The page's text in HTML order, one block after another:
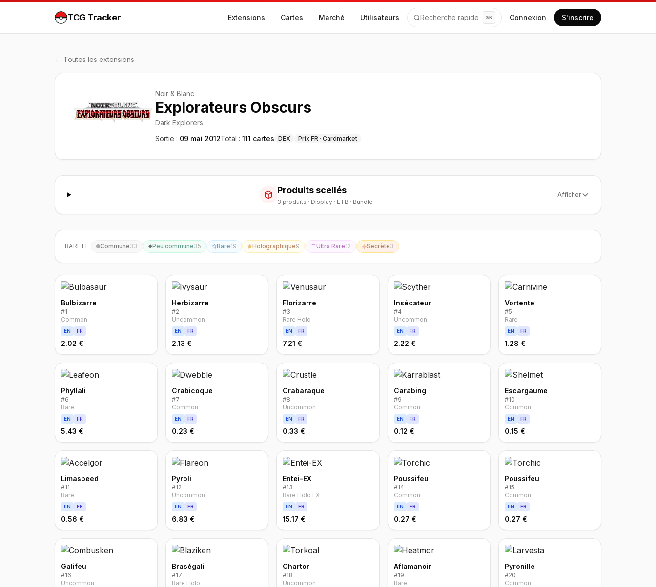
TCG Tracker Extensions Cartes Marché Utilisateurs Recherche rapide ⌘K Connexion S'inscrire
← Toutes les extensions
Noir & Blanc
Explorateurs Obscurs
Dark Explorers
Sortie : 09 mai 2012Total : 111 cartes DEX Prix FR · Cardmarket
Produits scellés
3 produits · Display · ETB · Bundle
Afficher
RARETÉ Commune33 Peu commune35 Rare19 Holographique9 Ultra Rare12 Secrète3
Bulbizarre
#1
Common
EN FR
2.02 €
Herbizarre
#2
Uncommon
EN FR
2.13 €
Florizarre
#3
Rare Holo
EN FR
7.21 €
Insécateur
#4
Uncommon
EN FR
2.22 €
Vortente
#5
Rare
EN FR
1.28 €
Phyllali
#6
Rare
EN FR
5.43 €
Crabicoque
#7
Common
EN FR
0.23 €
Crabaraque
#8
Uncommon
EN FR
0.33 €
Carabing
#9
Common
EN FR
0.12 €
Escargaume
#10
Common
EN FR
0.15 €
Limaspeed
#11
Rare
EN FR
0.56 €
Pyroli
#12
Uncommon
EN FR
6.83 €
Entei-EX
#13
Rare Holo EX
EN FR
15.17 €
Poussifeu
#14
Common
EN FR
0.27 €
Poussifeu
#15
Common
EN FR
0.27 €
Galifeu
#16
Uncommon
Braségali
#17
Rare Holo
Chartor
#18
Uncommon
Aflamanoir
#19
Rare
Pyronille
#20
Common